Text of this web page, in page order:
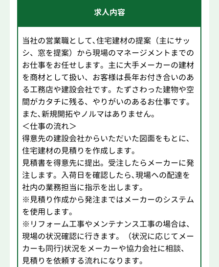
求人内容
当社の営業職として､住宅建材の提案（主にサッ
シ、窓を提案）から現場のマネージメントまでの
お仕事をお任せします。主に大手メーカーの建材
を商材として扱い、お客様は長年お付き合いのあ
る工務店や建設会社です。たずさわった建物や空
間がカタチに残る、やりがいのあるお仕事です。
また､新規開拓やノルマはありません。
＜仕事の流れ＞
得意先の建設会社からいただいた図面をもとに､
住宅建材の見積りを作成します。
見積書を得意先に提出。受注したらメーカーに発
注します。入荷日を確認したら､現場への配達を
社内の業務担当に指示を出します。
※見積り作成から発注まではメーカーのシステム
を使用します。
※リフォーム工事やメンテナンス工事の場合は、
現場の状況確認に行きます。（状況に応じてメー
カーも同行)状況をメーカーや協力会社に相談、
見積りを依頼する流れになります。